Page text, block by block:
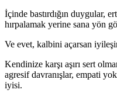
İçinde bastırdığın duygular,
hırpalamak yerine sana yön
Ve evet, kalbini açarsan
Kendinize karşı aşırı sert
agresif davranışlar, empati
iyisi.